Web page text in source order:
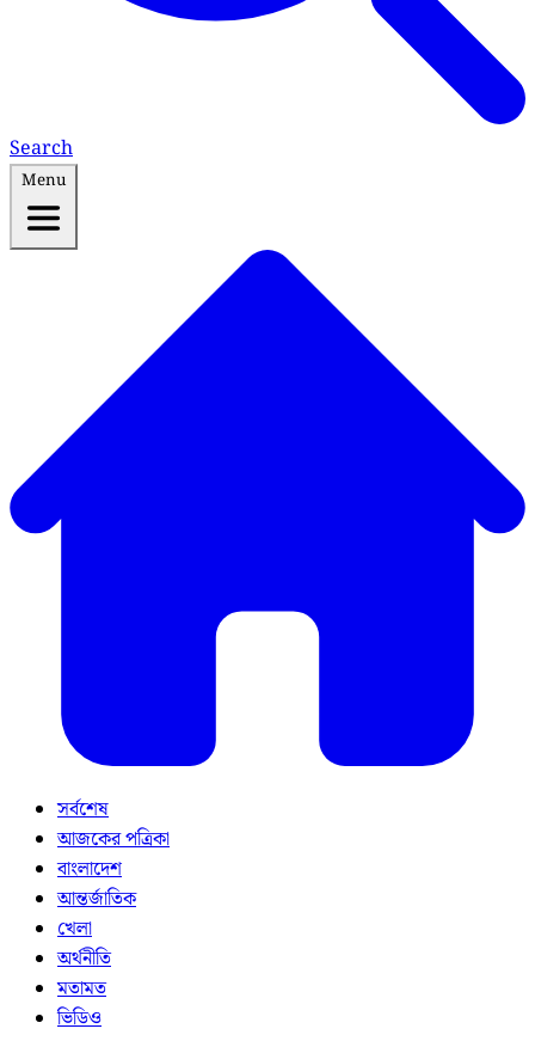
Search
Menu
সর্বশেষ
আজকের পত্রিকা
বাংলাদেশ
আন্তর্জাতিক
খেলা
অর্থনীতি
মতামত
ভিডিও